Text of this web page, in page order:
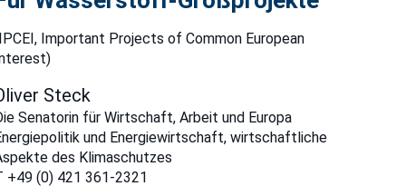
Important Projects of Common European
Steck
Senatorin für Wirtschaft, Arbeit und Europa
und Energiewirtschaft, wirtschaftliche
des Klimaschutzes
+49 (0) 421 361-2321